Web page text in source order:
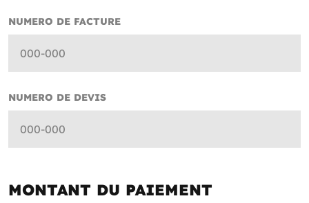
NUMERO DE FACTURE
NUMERO DE DEVIS
MONTANT DU PAIEMENT